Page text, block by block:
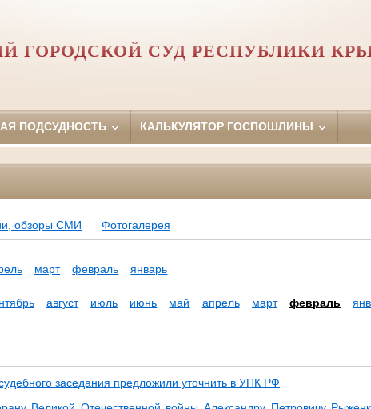
ГОРОДСКОЙ СУД РЕСПУБЛИКИ
ПОДСУДНОСТЬ КАЛЬКУЛЯТОР ГОСПОШЛИНЫ
обзоры СМИ Фотогалерея
март февраль
январь
август июль июнь май апрель март февраль
заседания предложили уточнить в УПК РФ